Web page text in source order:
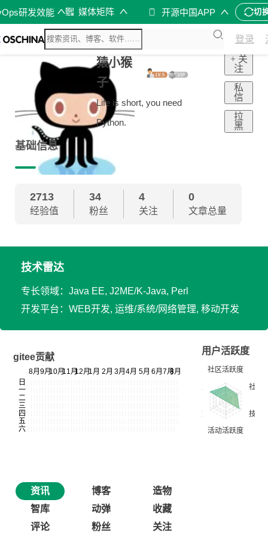
研发效能 媒体矩阵 开源中国APP 切
登录
猿小猴
子
Life is short, you need
Python.
+ 关
注
私
信
拉
黑
基础信息
2713
经验值
34
粉丝
4
关注
0
文章总量
技术雷达
专长领域：Java EE, J2ME/K-Java, Perl
开发平台：WEB开发, 运维/系统/网络管理, 移动开发
gitee贡献
用户活跃度
资讯 博客
造物
智库
动弹
收藏
评论
粉丝 关注